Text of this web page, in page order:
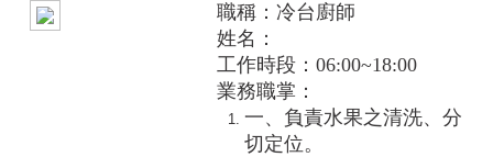
職稱：冷台廚師
姓名：
工作時段：06:00~18:00
業務職掌：
一、負責水果之清洗、分
切定位。